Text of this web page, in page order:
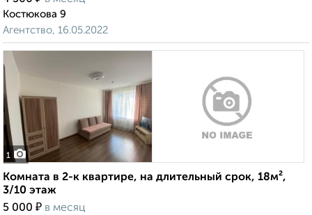
Костюкова 9
Агентство, 16.05.2022
1
Комната в 2-к квартире, на длительный срок, 18м²,
3/10 этаж
5 000 ₽ в месяц